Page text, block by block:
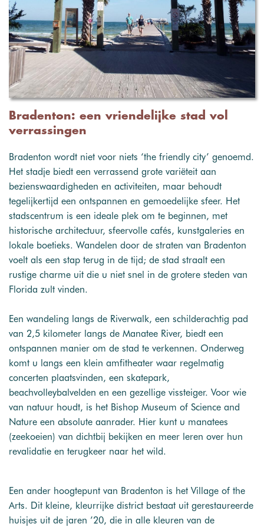
Bradenton: een vriendelijke stad vol
verrassingen
Bradenton wordt niet voor niets ‘the friendly city’ genoemd.
Het stadje biedt een verrassend grote variëteit aan
bezienswaardigheden en activiteiten, maar behoudt
tegelijkertijd een ontspannen en gemoedelijke sfeer. Het
stadscentrum is een ideale plek om te beginnen, met
historische architectuur, sfeervolle cafés, kunstgaleries en
lokale boetieks. Wandelen door de straten van Bradenton
voelt als een stap terug in de tijd; de stad straalt een
rustige charme uit die u niet snel in de grotere steden van
Florida zult vinden.
Een wandeling langs de Riverwalk, een schilderachtig pad
van 2,5 kilometer langs de Manatee River, biedt een
ontspannen manier om de stad te verkennen. Onderweg
komt u langs een klein amfitheater waar regelmatig
concerten plaatsvinden, een skatepark,
beachvolleybalvelden en een gezellige vissteiger. Voor wie
van natuur houdt, is het Bishop Museum of Science and
Nature een absolute aanrader. Hier kunt u manatees
(zeekoeien) van dichtbij bekijken en meer leren over hun
revalidatie en terugkeer naar het wild.
Een ander hoogtepunt van Bradenton is het Village of the
Arts. Dit kleine, kleurrijke district bestaat uit gerestaureerde
huisjes uit de jaren ’20, die in alle kleuren van de